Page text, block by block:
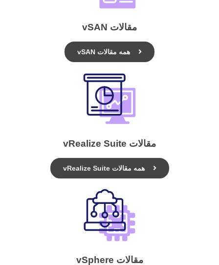
مقالات vSAN
همه مقالات vSAN
مقالات vRealize Suite
همه مقالات vRealize Suite
مقالات vSphere